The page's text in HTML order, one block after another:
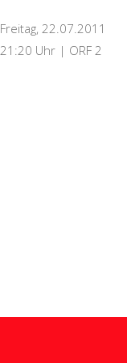
Freitag, 22.07.2011
21:20 Uhr | ORF 2